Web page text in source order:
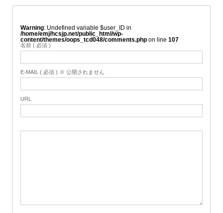
Warning : Undefined variable $user_ID in
/home/emj/hcsjp.net/public_html/wp-
content/themes/oops_tcd048/comments.phpon line 107
名前 ( 必須 )
E-MAIL ( 必須 ) ※ 公開されません
URL